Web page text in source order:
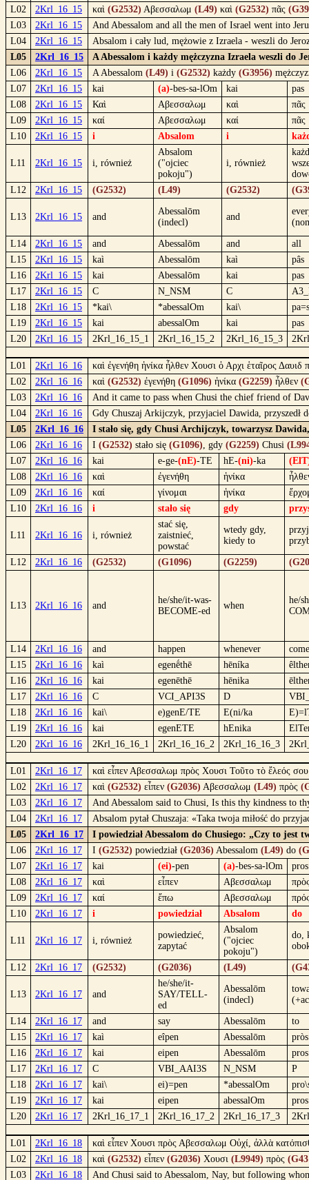
L02
2Krl_16_15 καὶ (G2532) Αβεσσαλωμ (L49) καὶ (G2532) πᾶς
L03
2Krl_16_15
And Abessalom and all the men of Israel went into
L04
2Krl_16_15
Absalom i cały lud, mężowie z Izraela - weszli do
L05
2Krl_16_15
A Abessalom i każdy mężczyzna Izraela weszli do
L06
2Krl_16_15 A Abessalom (L49) i (G2532) każdy (G3956)
L07
2Krl_16_15 kai (a)-bes-sa-lOm kai
pas
L08
2Krl_16_15 Καὶ Αβεσσαλωμ καὶ
πᾶς
L09
2Krl_16_15 καί Αβεσσαλωμ καί
πᾶς
L10
2Krl_16_15 i Absalom i
L11 2Krl_16_15 i, również
Absalom
("ojciec
pokoju")
i, również
L12
2Krl_16_15 (G2532) (L49) (G2532)
L13 2Krl_16_15 and
Abessalōm
(indecl)
and
L14 2Krl_16_15 and Abessalōm and
all
L15
2Krl_16_15 kaì Abessalōm kaì
pâs
L16
2Krl_16_15 kai Abessalōm kai
pas
L17
2Krl_16_15 C N_NSM C
L18
2Krl_16_15 *kai\ *abessalOm kai\
pa=s
L19
2Krl_16_15 kai abessalOm kai
pas
L20
2Krl_16_15 2Krl_16_15_1 2Krl_16_15_2 2Krl_16_15_3
L01 2Krl_16_16
καὶ ἐγενήθη ἡνίκα ἦλθεν Χουσι ὁ Αρχι ἑταῖρος
L02
2Krl_16_16 καὶ (G2532) ἐγενήθη (G1096) ἡνίκα (G2259) ἦλθεν
L03
2Krl_16_16
And it came to pass when Chusi the chief friend of
L04
2Krl_16_16
Gdy Chuszaj Arkijczyk, przyjaciel Dawida, przyszedł
L05
2Krl_16_16
I stało się, gdy Chusi Archijczyk, towarzysz
L06
2Krl_16_16 I (G2532) stało się (G1096), gdy (G2259) Chusi
L07
2Krl_16_16 kai e-ge-(nE)-TE hE-(ni)-ka
L08
2Krl_16_16 καὶ ἐγενήθη ἡνίκα
L09
2Krl_16_16 καί γίνομαι ἡνίκα
L10
2Krl_16_16 i stało się gdy
L11 2Krl_16_16 i, również
stać się,
zaistnieć,
powstać
wtedy gdy,
kiedy to
L12 2Krl_16_16 (G2532) (G1096) (G2259)
L13 2Krl_16_16 and
he/she/it-was-
BECOME-ed
when
he/
L14 2Krl_16_16 and happen whenever
come
L15
2Krl_16_16 kaì egenḗthē hēníka
L16
2Krl_16_16 kai egenēthē hēnika
L17
2Krl_16_16 C VCI_API3S D
L18
2Krl_16_16 kai\ e)genE/TE E(ni/ka
L19
2Krl_16_16 kai egenETE hEnika
L20
2Krl_16_16 2Krl_16_16_1 2Krl_16_16_2 2Krl_16_16_3
L01 2Krl_16_17
καὶ εἶπεν Αβεσσαλωμ πρὸς Χουσι Τοῦτο τὸ ἔλεός
L02
2Krl_16_17 καὶ (G2532) εἶπεν (G2036) Αβεσσαλωμ (L49) πρὸς
L03
2Krl_16_17
And Abessalom said to Chusi, Is this thy kindness to
L04
2Krl_16_17
Absalom pytał Chuszaja: «Taka twoja miłość do
L05
2Krl_16_17
I powiedział Abessalom do Chusiego: „Czy to jest
L06
2Krl_16_17 I (G2532) powiedział (G2036) Abessalom (L49) do
L07
2Krl_16_17 kai (ei)-pen (a)-bes-sa-lOm
pros
L08
2Krl_16_17 καὶ εἶπεν Αβεσσαλωμ
L09
2Krl_16_17 καί ἔπω Αβεσσαλωμ
L10
2Krl_16_17 i powiedział Absalom do
L11 2Krl_16_17 i, również
powiedzieć,
zapytać
Absalom
("ojciec
pokoju")
do,
L12 2Krl_16_17 (G2532) (G2036) (L49)
L13 2Krl_16_17 and
he/she/it-
SAY/TELL-
ed
Abessalōm
(indecl)
L14 2Krl_16_17 and say Abessalōm
to
L15
2Krl_16_17 kaì eîpen Abessalōm
pròs
L16
2Krl_16_17 kai eipen Abessalōm
pros
L17
2Krl_16_17 C VBI_AAI3S N_NSM
P
L18
2Krl_16_17 kai\ ei)=pen *abessalOm
L19
2Krl_16_17 kai eipen abessalOm
pros
L20
2Krl_16_17 2Krl_16_17_1 2Krl_16_17_2 2Krl_16_17_3
L01 2Krl_16_18
καὶ εἶπεν Χουσι πρὸς Αβεσσαλωμ Οὐχί, ἀλλὰ
L02
2Krl_16_18 καὶ (G2532) εἶπεν (G2036) Χουσι (L9949) πρὸς
L03
2Krl_16_18 And Chusi said to Abessalom, Nay, but following